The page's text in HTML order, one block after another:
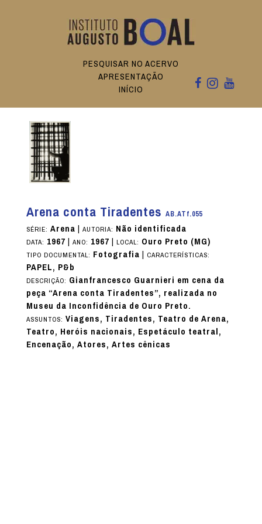
PESQUISAR NO ACERVO
APRESENTAÇÃO
INÍCIO
Arena conta Tiradentes AB.ATf.055
SÉRIE: Arena| AUTORIA: Não identificada
DATA: 1967| ANO: 1967| LOCAL: Ouro Preto (MG)
TIPO DOCUMENTAL: Fotografia| CARACTERÍSTICAS:
PAPEL, P&b
DESCRIÇÃO: Gianfrancesco Guarnieri em cena da
peça “Arena conta Tiradentes”, realizada no
Museu da Inconfidência de Ouro Preto.
ASSUNTOS: Viagens, Tiradentes, Teatro de Arena,
Teatro, Heróis nacionais, Espetáculo teatral,
Encenação, Atores, Artes cênicas